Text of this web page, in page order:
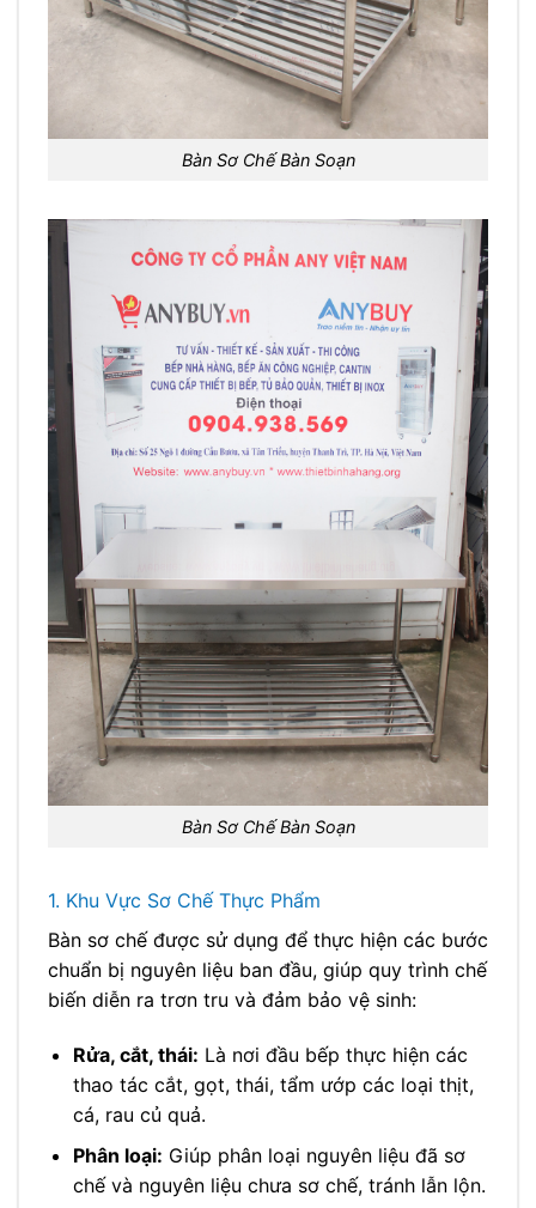
Bàn Sơ Chế Bàn Soạn
Bàn Sơ Chế Bàn Soạn
1. Khu Vực Sơ Chế Thực Phẩm
Bàn sơ chế được sử dụng để thực hiện các bước
chuẩn bị nguyên liệu ban đầu, giúp quy trình chế
biến diễn ra trơn tru và đảm bảo vệ sinh:
Rửa, cắt, thái: Là nơi đầu bếp thực hiện các
thao tác cắt, gọt, thái, tẩm ướp các loại thịt,
cá, rau củ quả.
Phân loại: Giúp phân loại nguyên liệu đã sơ
chế và nguyên liệu chưa sơ chế, tránh lẫn lộn.